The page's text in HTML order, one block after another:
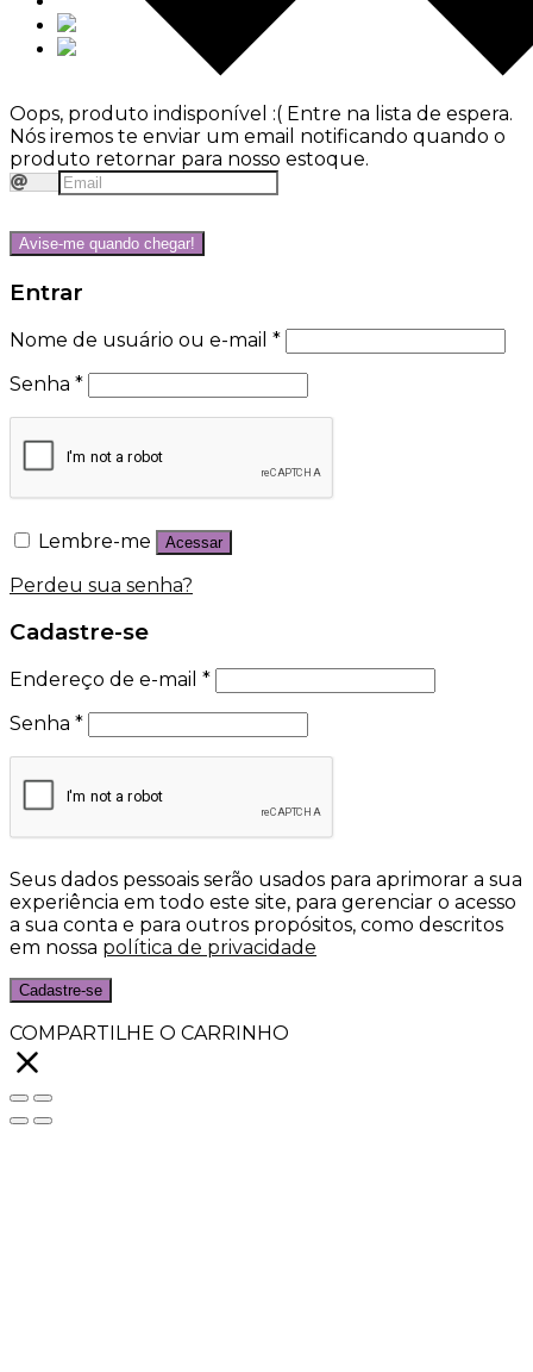
Oops, produto indisponível :( Entre na lista de espera.
Nós iremos te enviar um email notificando quando o
produto retornar para nosso estoque.
Avise-me quando chegar!
Entrar
Nome de usuário ou e-mail *
Senha *
Lembre-me Acessar
Perdeu sua senha?
Cadastre-se
Endereço de e-mail *
Senha *
Seus dados pessoais serão usados para aprimorar a sua
experiência em todo este site, para gerenciar o acesso
a sua conta e para outros propósitos, como descritos
em nossa política de privacidade
Cadastre-se
COMPARTILHE O CARRINHO